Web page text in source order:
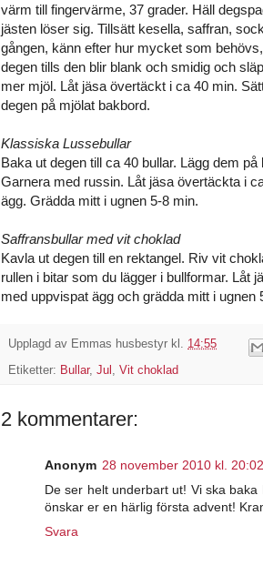
värm till fingervärme, 37 grader. Häll
jästen löser sig. Tillsätt kesella, saffran,
gången, känn efter hur mycket som
degen tills den blir blank och smidig och
mer mjöl. Låt jäsa övertäckt i ca 40 min.
degen på mjölat bakbord.
Klassiska Lussebullar
Baka ut degen till ca 40 bullar. Lägg dem
Garnera med russin. Låt jäsa övertäckta i
ägg. Grädda mitt i ugnen 5-8 min.
Saffransbullar med vit choklad
Kavla ut degen till en rektangel. Riv vit
rullen i bitar som du lägger i bullformar. Låt
med uppvispat ägg och grädda mitt i ugnen
Upplagd av Emmas husbestyr kl. 14:55
Etiketter: Bullar, Jul , Vit choklad
2 kommentarer:
Anonym 28 november 2010 kl. 20:02
De ser helt underbart ut! Vi ska
önskar er en härlig första advent!
Svara